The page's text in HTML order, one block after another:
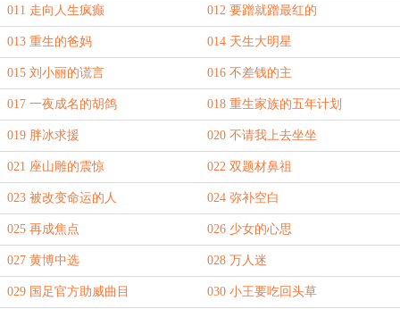
011 走向人生疯癫 012 要蹭就蹭最红的
013 重生的爸妈 014 天生大明星
015 刘小丽的谎言 016 不差钱的主
017 一夜成名的胡鸽 018 重生家族的五年计划
019 胖冰求援 020 不请我上去坐坐
021 座山雕的震惊 022 双题材鼻祖
023 被改变命运的人 024 弥补空白
025 再成焦点 026 少女的心思
027 黄博中选 028 万人迷
029 国足官方助威曲目 030 小王要吃回头草